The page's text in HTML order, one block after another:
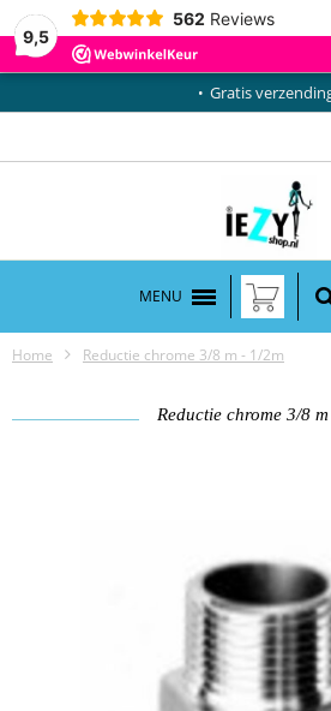
9,5
562 Reviews
Gratis verzending
MENU
Home Reductie chrome 3/8 m - 1/2m
Reductie chrome 3/8